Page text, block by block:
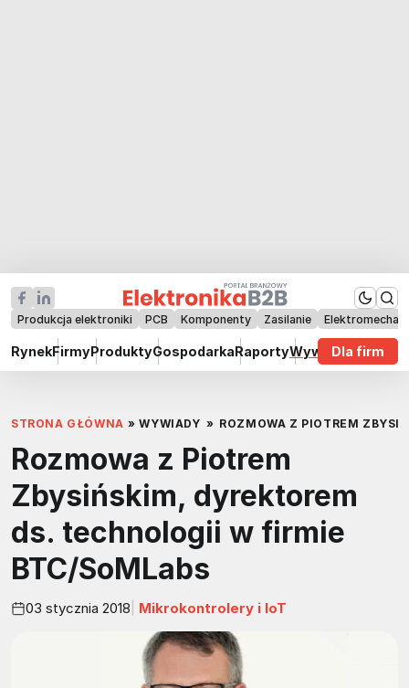
Produkcja elektroniki PCB Komponenty Zasilanie
RynekFirmyProduktyGospodarkaRaportyWywiadyDla firm
STRONA GŁÓWNA » WYWIADY » ROZMOWA Z PIOTREM
Rozmowa z Piotrem
Zbysińskim, dyrektorem
ds. technologii w firmie
BTC/SoMLabs
03 stycznia 2018 Mikrokontrolery i IoT